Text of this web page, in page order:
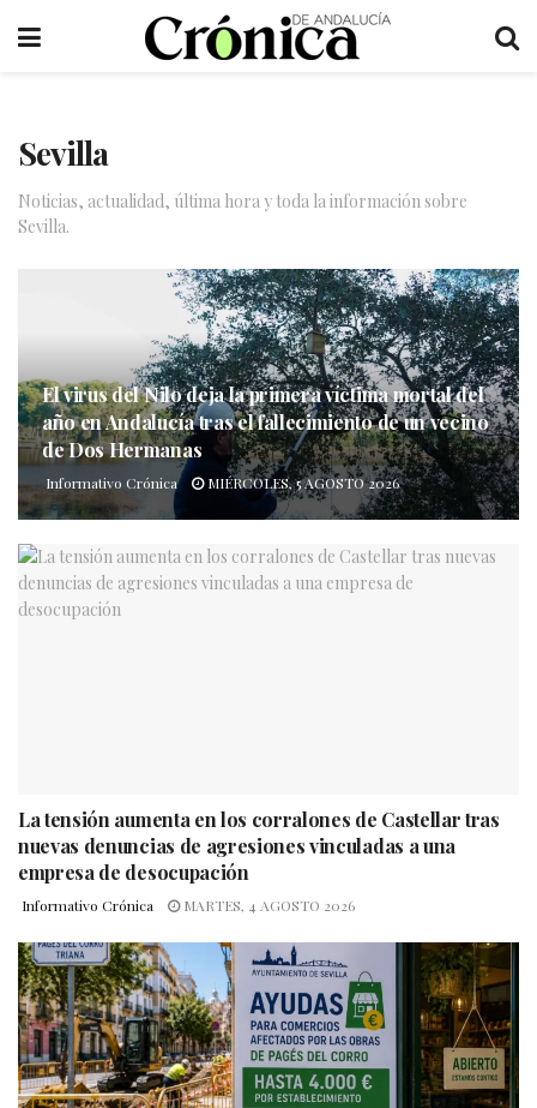
Sevilla
Noticias, actualidad, última hora y toda la información sobre
Sevilla.
El virus del Nilo deja la primera víctima mortal del
año en Andalucía tras el fallecimiento de un vecino
de Dos Hermanas
Informativo Crónica MIÉRCOLES, 5 AGOSTO 2026
La tensión aumenta en los corralones de Castellar tras
nuevas denuncias de agresiones vinculadas a una
empresa de desocupación
Informativo Crónica MARTES, 4 AGOSTO 2026